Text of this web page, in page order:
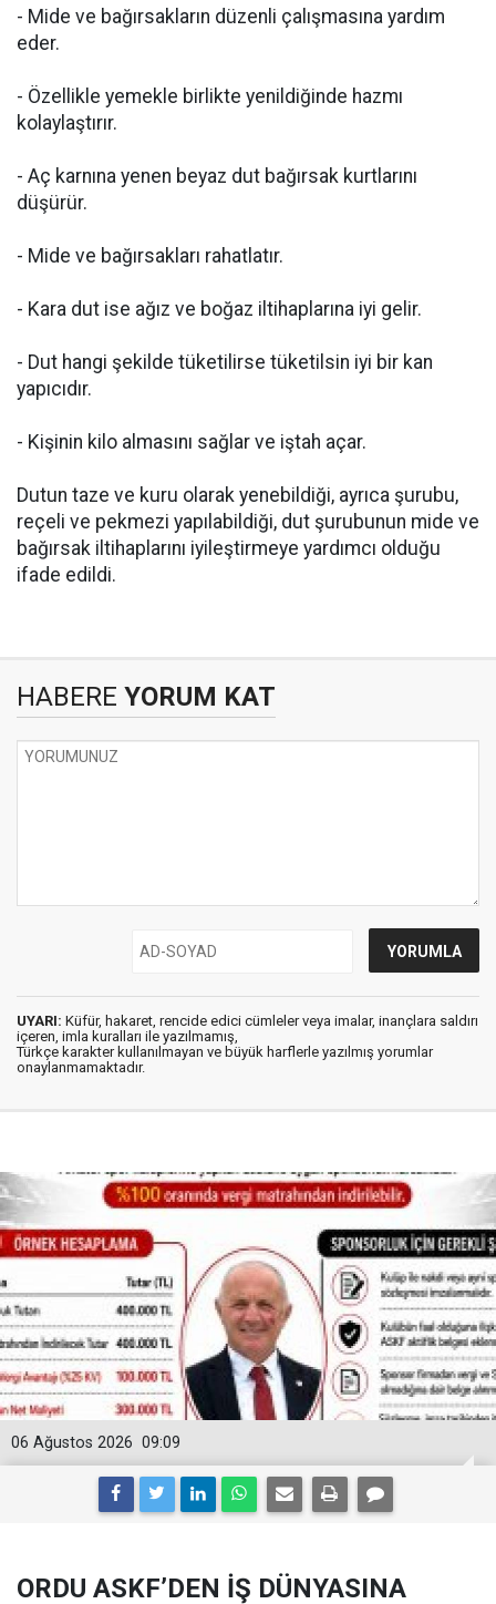
- Mide ve bağırsakların düzenli çalışmasına yardım
eder.
- Özellikle yemekle birlikte yenildiğinde hazmı
kolaylaştırır.
- Aç karnına yenen beyaz dut bağırsak kurtlarını
düşürür.
- Mide ve bağırsakları rahatlatır.
- Kara dut ise ağız ve boğaz iltihaplarına iyi gelir.
- Dut hangi şekilde tüketilirse tüketilsin iyi bir kan
yapıcıdır.
- Kişinin kilo almasını sağlar ve iştah açar.
Dutun taze ve kuru olarak yenebildiği, ayrıca şurubu,
reçeli ve pekmezi yapılabildiği, dut şurubunun mide ve
bağırsak iltihaplarını iyileştirmeye yardımcı olduğu
ifade edildi.
HABERE YORUM KAT
UYARI: Küfür, hakaret, rencide edici cümleler veya imalar, inançlara saldırı
içeren, imla kuralları ile yazılmamış,
Türkçe karakter kullanılmayan ve büyük harflerle yazılmış yorumlar
onaylanmamaktadır.
09:09
06 Ağustos 2026
ORDU ASKF’DEN İŞ DÜNYASINA